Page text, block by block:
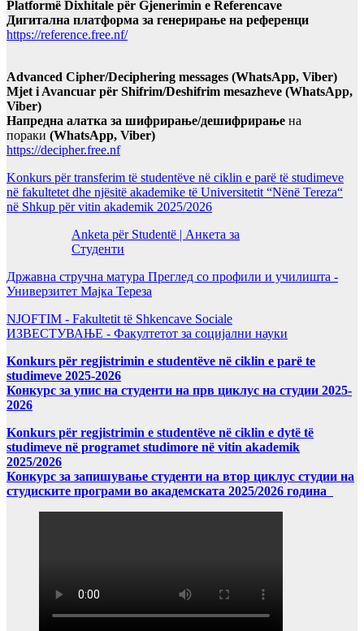
Platformë Dixhitale për Gjenerimin e Referencave
Дигитална платформа за генерирање на референци
https://reference.free.nf/
Advanced Cipher/Deciphering messages (WhatsApp, Viber)
Mjet i Avancuar për Shifrim/Deshifrim mesazheve (WhatsApp,
Viber)
Напредна алатка за шифрирање/дешифрирање на
пораки (WhatsApp, Viber)
https://decipher.free.nf
Konkurs për transferim të studentëve në ciklin e parë të studimeve
në fakultetet dhe njësitë akademike të Universitetit “Nënë Tereza“
në Shkup për vitin akademik 2025/2026
Anketa për Studentë | Анкета за
Студенти
Државна стручна матура Преглед со профили и училишта -
Универзитет Мајка Тереза
NJOFTIM - Fakultetit të Shkencave Sociale
ИЗВЕСТУВАЊЕ - Факултетот за социјални науки
Konkurs për regjistrimin e studentëve në ciklin e parë te
studimeve 2025-2026
Конкурс за упис на студенти на прв циклус на студии 2025-
2026
Konkurs për regjistrimin e studentëve në ciklin e dytë të
studimeve në programet studimore në vitin akademik
2025/2026
Конкурс за запишување студенти на втор циклус студии на
студиските програми во академската 2025/2026 година